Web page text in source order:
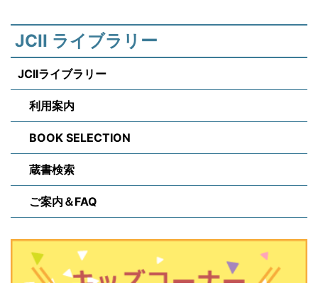
JCII ライブラリー
JCIIライブラリー
利用案内
BOOK SELECTION
蔵書検索
ご案内＆FAQ